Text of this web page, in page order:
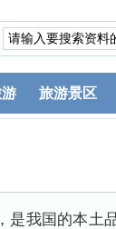
旅游景区
我国的本土